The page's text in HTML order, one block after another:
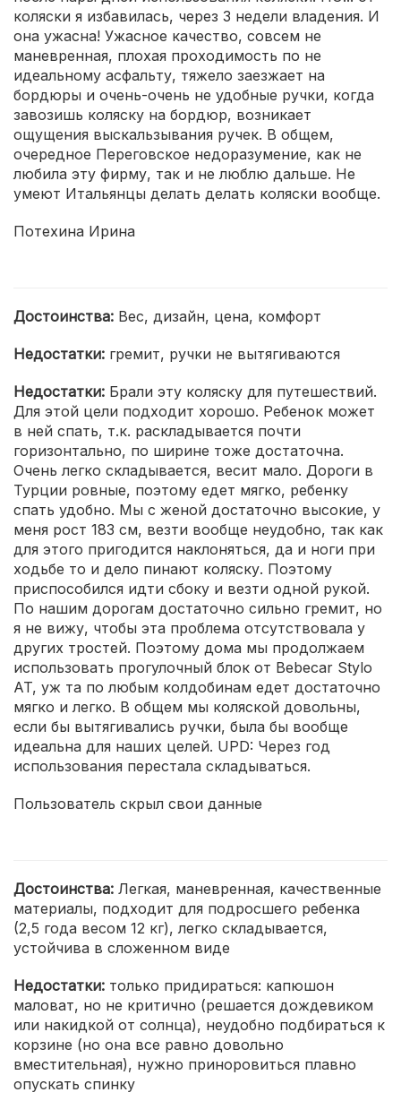
коляски я избавилась, через 3 недели владения. И
она ужасна! Ужасное качество, совсем не
маневренная, плохая проходимость по не
идеальному асфальту, тяжело заезжает на
бордюры и очень-очень не удобные ручки, когда
завозишь коляску на бордюр, возникает
ощущения выскальзывания ручек. В общем,
очередное Переговское недоразумение, как не
любила эту фирму, так и не люблю дальше. Не
умеют Итальянцы делать делать коляски вообще.
Потехина Ирина
Достоинства: Вес, дизайн, цена, комфорт
Недостатки: гремит, ручки не вытягиваются
Недостатки: Брали эту коляску для путешествий.
Для этой цели подходит хорошо. Ребенок может
в ней спать, т.к. раскладывается почти
горизонтально, по ширине тоже достаточна.
Очень легко складывается, весит мало. Дороги в
Турции ровные, поэтому едет мягко, ребенку
спать удобно. Мы с женой достаточно высокие, у
меня рост 183 см, везти вообще неудобно, так как
для этого пригодится наклоняться, да и ноги при
ходьбе то и дело пинают коляску. Поэтому
приспособился идти сбоку и везти одной рукой.
По нашим дорогам достаточно сильно гремит, но
я не вижу, чтобы эта проблема отсутствовала у
других тростей. Поэтому дома мы продолжаем
использовать прогулочный блок от Bebecar Stylo
AT, уж та по любым колдобинам едет достаточно
мягко и легко. В общем мы коляской довольны,
если бы вытягивались ручки, была бы вообще
идеальна для наших целей. UPD: Через год
использования перестала складываться.
Пользователь скрыл свои данные
Достоинства: Легкая, маневренная, качественные
материалы, подходит для подросшего ребенка
(2,5 года весом 12 кг), легко складывается,
устойчива в сложенном виде
Недостатки: только придираться: капюшон
маловат, но не критично (решается дождевиком
или накидкой от солнца), неудобно подбираться к
корзине (но она все равно довольно
вместительная), нужно приноровиться плавно
опускать спинку